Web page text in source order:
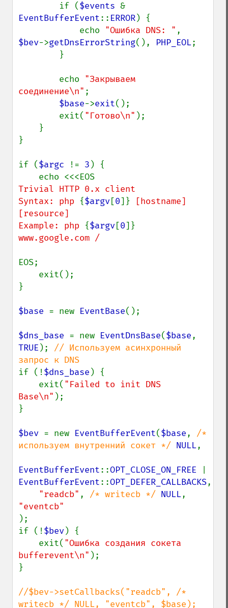
        if (
$events
EventBufferEvent:: ERROR) {
            echo
"Ошибка DNS: "
$bev->getDnsErrorString(), PHP_EOL;
        echo
"Закрываем
соединение\n" ;
$base->exit();
        exit(
"Готово\n" );
}
if ($argc != 3 ) {
Trivial HTTP 0.x client
Syntax: php {$argv[0]} [hostname]
[resource]
Example: php {$argv[0]}
www.google.com /
EOS;
}
$base = new EventBase();
$dns_base = new EventDnsBase($base
TRUE ); // Используем асинхронный
if (!$dns_base ) {
    exit(
"Failed to init DNS
Base\n" );
}
$bev = new EventBufferEvent($base, /*
используем внутренний сокет */ NULL,
EventBufferEvent::OPT_CLOSE_ON_FREE
EventBufferEvent::OPT_DEFER_CALLBACKS,
"readcb" , /* writecb */ NULL
);
if (!$bev) {
    exit(
"Ошибка создания сокета
bufferevent\n" );
}
//$bev->setCallbacks("readcb", /*